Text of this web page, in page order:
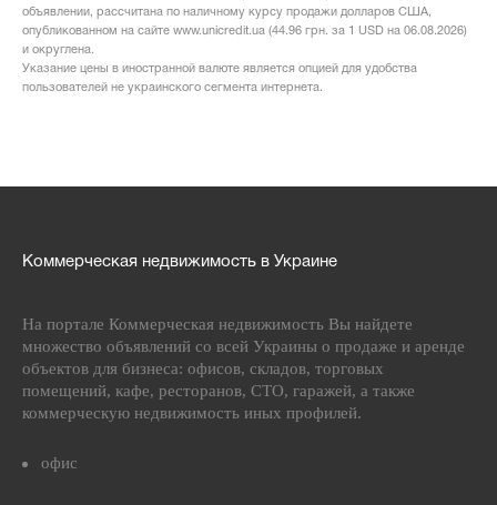
объявлении, рассчитана по наличному курсу продажи долларов США,
опубликованном на сайте www.unicredit.ua (44.96 грн. за 1 USD на 06.08.2026)
и округлена.
Указание цены в иностранной валюте является опцией для удобства
пользователей не украинского сегмента интернета.
Коммерческая недвижимость в Украине
На портале Коммерческая недвижимость Вы найдете
множество объявлений со всей Украины о продаже и аренде
объектов для бизнеса: офисов, складов, торговых
помещений, кафе, ресторанов, СТО, гаражей, а также
коммерческую недвижимость иных профилей.
офис